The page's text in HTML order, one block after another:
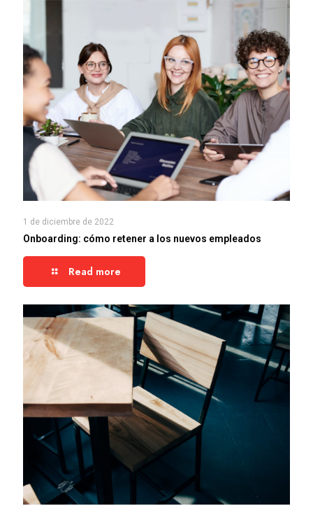
1 de diciembre de 2022
Onboarding: cómo retener a los nuevos empleados
Read more